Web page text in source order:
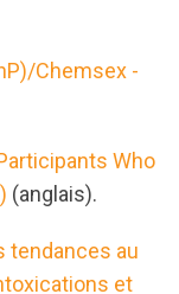
Chemsex -
Who
(anglais).
tendances au
et